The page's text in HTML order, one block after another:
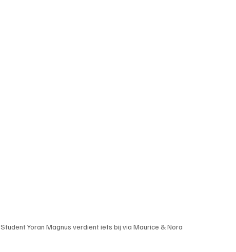
Student Yoran Magnus verdient iets bij via Maurice & Nora